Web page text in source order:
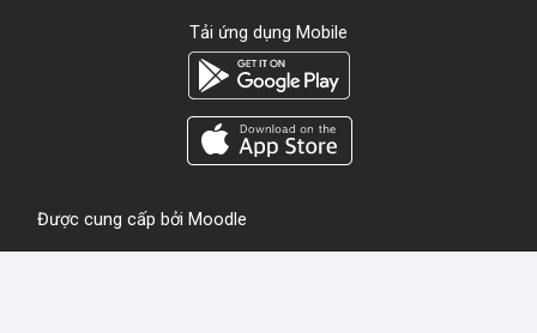
Tải ứng dụng Mobile
Được cung cấp bởi Moodle